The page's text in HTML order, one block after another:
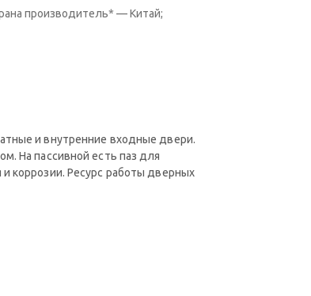
производитель* — Китай;
и внутренние входные двери.
На пассивной есть паз для
коррозии. Ресурс работы дверных